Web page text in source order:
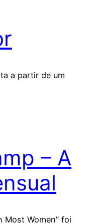
a partir de um
– A
Most Women” foi